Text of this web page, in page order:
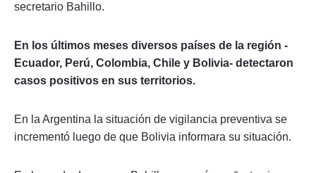
secretario Bahillo.
En los últimos meses diversos países de la región -
Ecuador, Perú, Colombia, Chile y Bolivia- detectaron
casos positivos en sus territorios.
En la Argentina la situación de vigilancia preventiva se
incrementó luego de que Bolivia informara su situación.